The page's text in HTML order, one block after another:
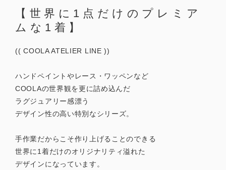
【世界に1点だけのプレミア
ムな1着】
(( COOLA ATELIER LINE ))
ハンドペイントやレース・ワッペンなど
COOLAの世界観を更に詰め込んだ
ラグジュアリー感漂う
デザイン性の高い特別なシリーズ。
手作業だからこそ作り上げることのできる
世界に1着だけのオリジナリティ溢れた
デザインになっています。